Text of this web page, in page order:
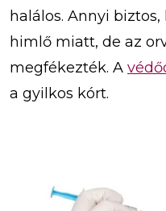
halálos. Annyi
himlő miatt, de az
megfékezték. A
a gyilkos kórt.